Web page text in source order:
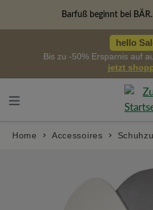
Freiheitspioniere
hello
Bis zu -50% Ersparnis auf
jetzt
Home Accessoires